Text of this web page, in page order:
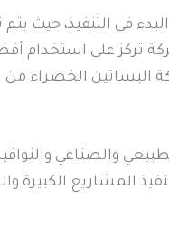
في التنفيذ، حيث يتم
تركز على استخدام
البساتين الخضراء من
والصناعي
المشاريع الكبيرة